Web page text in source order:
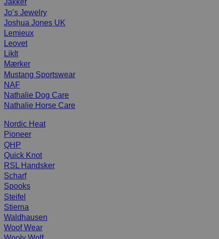
Jakker
Jo’s Jewelry
Joshua Jones UK
Lemieux
Leovet
LikIt
Mærker
Mustang Sportswear
NAF
Nathalie Dog Care
Nathalie Horse Care
Nordic Heat
Pioneer
QHP
Quick Knot
RSL Handsker
Scharf
Spooks
Steifel
Stierna
Waldhausen
Woof Wear